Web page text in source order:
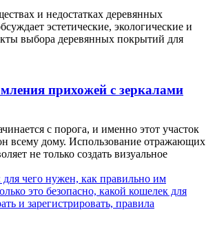
и недостатках деревянных
эстетические, экологические и
выбора деревянных покрытий для
прихожей с зеркалами
с порога, и именно этот участок
всему дому. Использование отражающих
не только создать визуальное